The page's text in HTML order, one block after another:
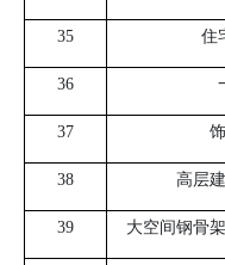
35 住
36
37
38 高层
39 大空间钢骨